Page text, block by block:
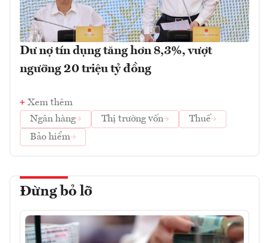
Dư nợ tín dụng tăng hơn 8,3%, vượt
ngưỡng 20 triệu tỷ đồng
Xem thêm
Ngân hàng
Thị trường vốn
Thuế
Bảo hiểm
Đừng bỏ lỡ